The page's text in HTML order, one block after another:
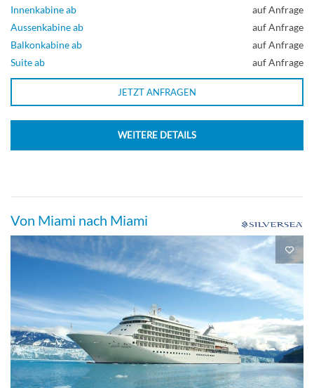
Innenkabine ab
auf Anfrage
Aussenkabine ab
auf Anfrage
Balkonkabine ab
auf Anfrage
Suite ab
auf Anfrage
JETZT ANFRAGEN
WEITERE DETAILS
Von Miami nach Miami